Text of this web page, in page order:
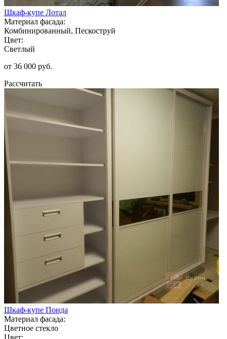
Шкаф-купе Лотал
Материал фасада:
Комбинированный, Пескоструй
Цвет:
Светлый
от 36 000 руб.
Рассчитать
Шкаф-купе Понда
Материал фасада:
Цветное стекло
Цвет: